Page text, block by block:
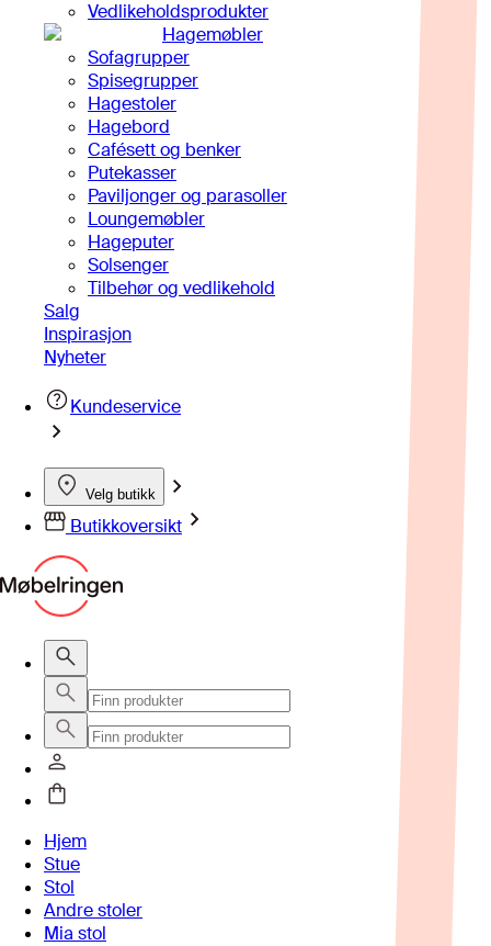
Vedlikeholdsprodukter
Hagemøbler
Sofagrupper
Spisegrupper
Hagestoler
Hagebord
Cafésett og benker
Putekasser
Paviljonger og parasoller
Loungemøbler
Hageputer
Solsenger
Tilbehør og vedlikehold
Salg
Inspirasjon
Nyheter
Kundeservice
Velg butikk
Butikkoversikt
Hjem
Stue
Stol
Andre stoler
Mia stol